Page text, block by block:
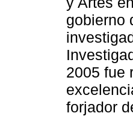
gobierno
2005 fue
forjador